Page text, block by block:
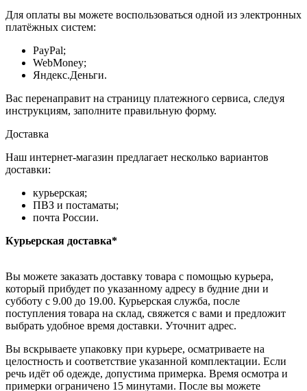
Для оплаты вы можете воспользоваться одной из электронных
платёжных систем:
PayPal;
WebMoney;
Яндекс.Деньги.
Вас перенаправит на страницу платежного сервиса, следуя
инструкциям, заполните правильную форму.
Доставка
Наш интернет-магазин предлагает несколько вариантов
доставки:
курьерская;
ПВЗ и постаматы;
почта России.
Курьерская доставка*
Вы можете заказать доставку товара с помощью курьера,
который прибудет по указанному адресу в будние дни и
субботу с 9.00 до 19.00. Курьерская служба, после
поступления товара на склад, свяжется с вами и предложит
выбрать удобное время доставки. Уточнит адрес.
Вы вскрываете упаковку при курьере, осматриваете на
целостность и соответствие указанной комплектации. Если
речь идёт об одежде, допустима примерка. Время осмотра и
примерки ограничено 15 минутами. После вы можете